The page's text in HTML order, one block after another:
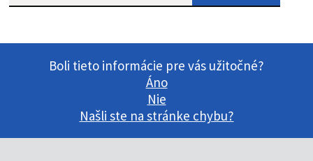
Boli tieto informácie pre vás užitočné?
Áno
Nie
Našli ste na stránke chybu?